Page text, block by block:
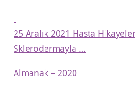
25 Aralık 2021 Hasta
Sklerodermayla …
Almanak – 2020